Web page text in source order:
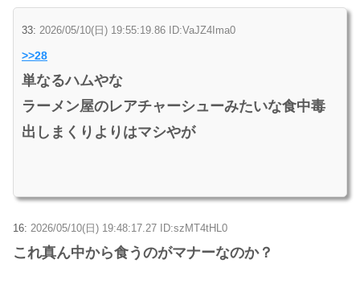
33: 2026/05/10(日) 19:55:19.86 ID:VaJZ4Ima0
>>28
単なるハムやな
ラーメン屋のレアチャーシューみたいな食中毒
出しまくりよりはマシやが
16: 2026/05/10(日) 19:48:17.27 ID:szMT4tHL0
これ真ん中から食うのがマナーなのか？